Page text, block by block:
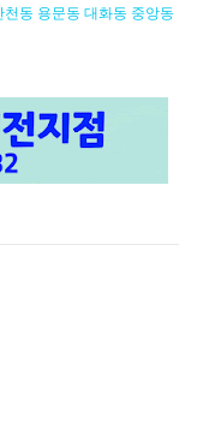
동 용문동 대화동 중앙동